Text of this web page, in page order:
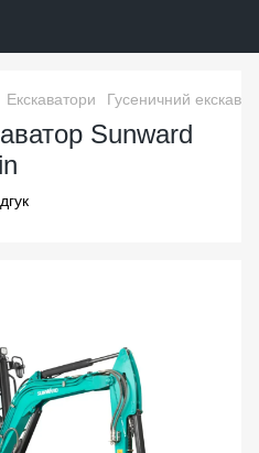
Екскаватори Гусеничний
Sunward